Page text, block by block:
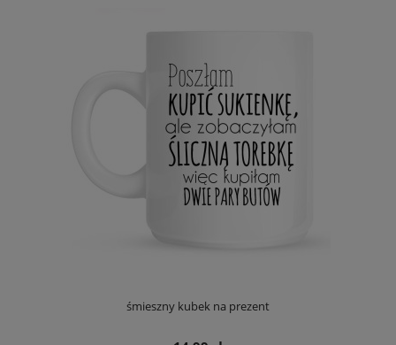
śmieszny kubek na prezent